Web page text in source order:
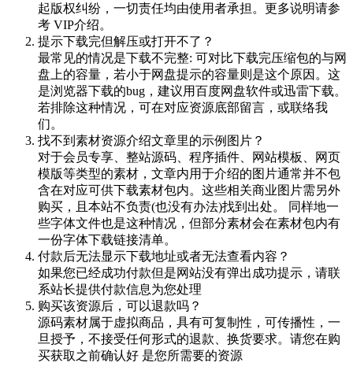
起版权纠纷，一切责任均由使用者承担。更多说明请参
考 VIP介绍。
提示下载完但解压或打开不了？
最常见的情况是下载不完整: 可对比下载完压缩包的与网
盘上的容量，若小于网盘提示的容量则是这个原因。这
是浏览器下载的bug，建议用百度网盘软件或迅雷下载。
若排除这种情况，可在对应资源底部留言，或联络我
们。
找不到素材资源介绍文章里的示例图片？
对于会员专享、整站源码、程序插件、网站模板、网页
模版等类型的素材，文章内用于介绍的图片通常并不包
含在对应可供下载素材包内。这些相关商业图片需另外
购买，且本站不负责(也没有办法)找到出处。 同样地一
些字体文件也是这种情况，但部分素材会在素材包内有
一份字体下载链接清单。
付款后无法显示下载地址或者无法查看内容？
如果您已经成功付款但是网站没有弹出成功提示，请联
系站长提供付款信息为您处理
购买该资源后，可以退款吗？
源码素材属于虚拟商品，具有可复制性，可传播性，一
旦授予，不接受任何形式的退款、换货要求。请您在购
买获取之前确认好 是您所需要的资源